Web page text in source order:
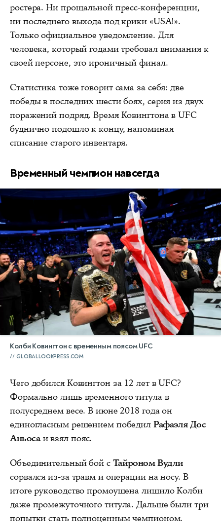
ростера. Ни прощальной пресс-конференции,
ни последнего выхода под крики «USA!».
Только официальное уведомление. Для
человека, который годами требовал внимания к
своей персоне, это ироничный финал.
Статистика тоже говорит сама за себя: две
победы в последних шести боях, серия из двух
поражений подряд. Время Ковингтона в UFC
буднично подошло к концу, напоминая
списание старого инвентаря.
Временный чемпион навсегда
Колби Ковингтон с временным поясом UFC
GLOBALLOOKPRESS.COM
Чего добился Ковингтон за 12 лет в UFC?
Формально лишь временного титула в
полусреднем весе. В июне 2018 года он
единогласным решением победил Рафаэля Дос
Аньосаи взял пояс.
Объединительный бой с Тайроном Вудли
сорвался из-за травм и операции на носу. В
итоге руководство промоушена лишило Колби
даже промежуточного титула. Дальше были три
попытки стать полноценным чемпионом.